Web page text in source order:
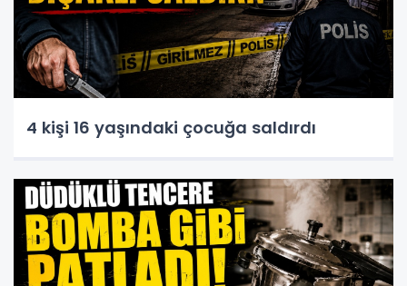
4 kişi 16 yaşındaki çocuğa saldırdı